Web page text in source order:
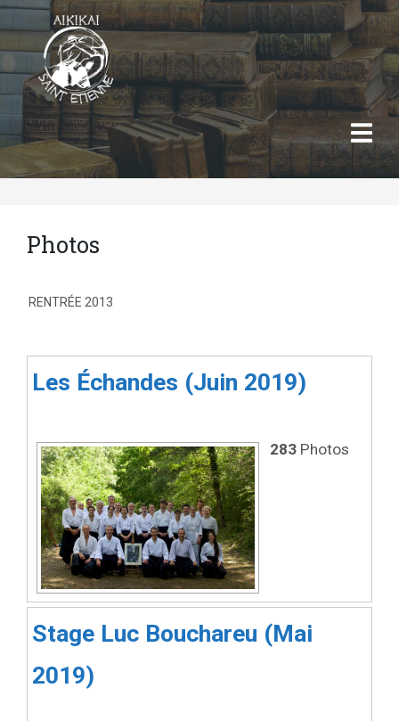
Photos
RENTRÉE 2013
Les Échandes (Juin 2019)
283 Photos
Stage Luc Bouchareu (Mai
2019)